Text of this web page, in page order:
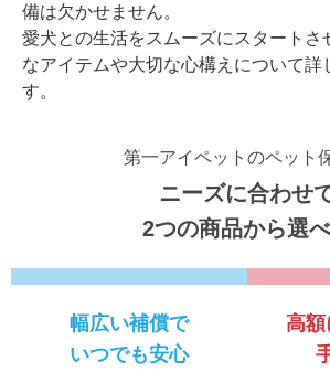
備は欠かせません。
愛犬との生活をスムーズにスタートさ
なアイテムや大切な心構えについて詳
す。
第一アイペットのペット
ニーズに合わせ
2つの商品から選
幅広い補償で
いつでも安心
高額